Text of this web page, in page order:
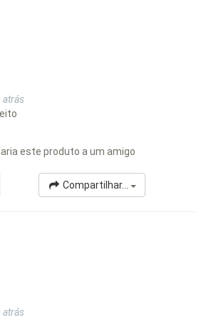
atrás
este produto a um amigo
Compartilhar...
atrás